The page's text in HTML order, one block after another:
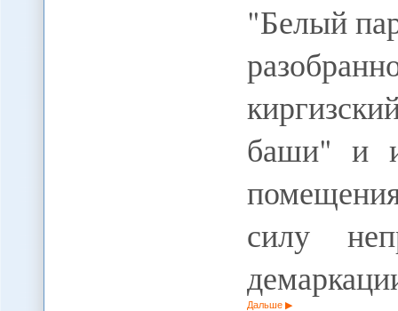
"Белый
баши" и
силу
Дальше